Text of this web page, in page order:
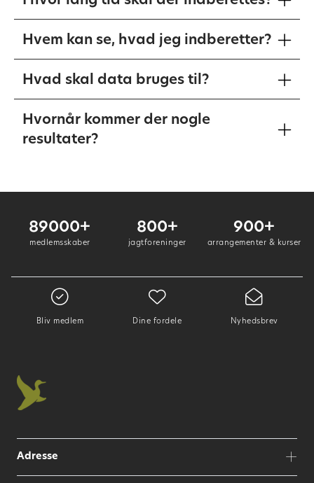
Hvem kan se, hvad jeg indberetter?
Hvad skal data bruges til?
Hvornår kommer der nogle
resultater?
Bliv medlem Dine fordele Nyhedsbrev
89000+
medlemsskaber
800+
jagtforeninger
900+
arrangementer & kurser
Adresse